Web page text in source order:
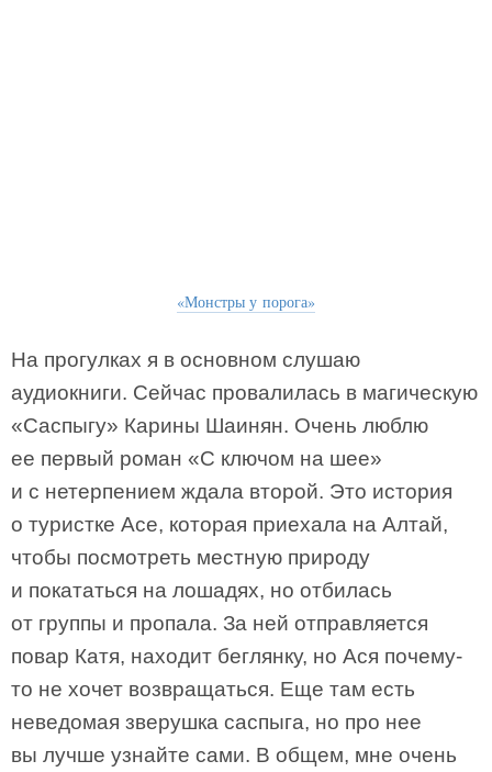
«Монстры у порога»
На прогулках я в основном слушаю
аудиокниги. Сейчас провалилась в магическую
«Саспыгу» Карины Шаинян. Очень люблю
ее первый роман «С ключом на шее»
и с нетерпением ждала второй. Это история
о туристке Асе, которая приехала на Алтай,
чтобы посмотреть местную природу
и покататься на лошадях, но отбилась
от группы и пропала. За ней отправляется
повар Катя, находит беглянку, но Ася почему-
то не хочет возвращаться. Еще там есть
неведомая зверушка саспыга, но про нее
вы лучше узнайте сами. В общем, мне очень